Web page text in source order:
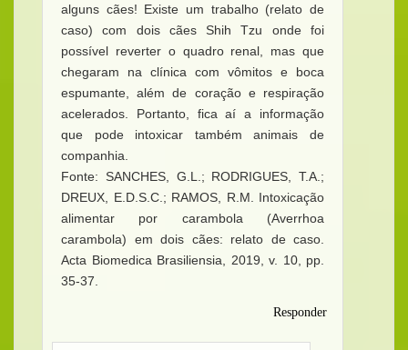
alguns cães! Existe um trabalho (relato de
caso) com dois cães Shih Tzu onde foi
possível reverter o quadro renal, mas que
chegaram na clínica com vômitos e boca
espumante, além de coração e respiração
acelerados. Portanto, fica aí a informação
que pode intoxicar também animais de
companhia.
Fonte: SANCHES, G.L.; RODRIGUES, T.A.;
DREUX, E.D.S.C.; RAMOS, R.M. Intoxicação
alimentar por carambola (Averrhoa
carambola) em dois cães: relato de caso.
Acta Biomedica Brasiliensia, 2019, v. 10, pp.
35-37.
Responder